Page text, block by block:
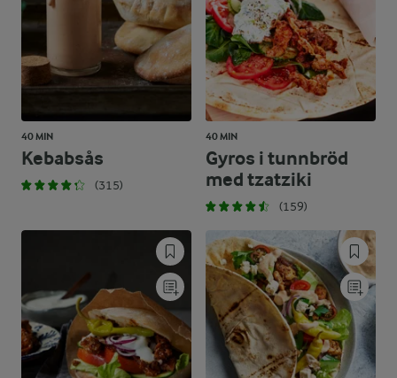
40 MIN
Kebabsås
(315)
40 MIN
Gyros i tunnbröd
med tzatziki
(159)